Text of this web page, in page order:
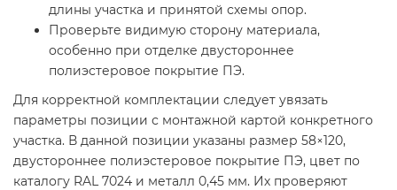
длины участка и принятой схемы опор.
Проверьте видимую сторону материала,
особенно при отделке двустороннее
полиэстеровое покрытие ПЭ.
Для корректной комплектации следует увязать
параметры позиции с монтажной картой конкретного
участка. В данной позиции указаны размер 58×120,
двустороннее полиэстеровое покрытие ПЭ, цвет по
каталогу RAL 7024 и металл 0,45 мм. Их проверяют